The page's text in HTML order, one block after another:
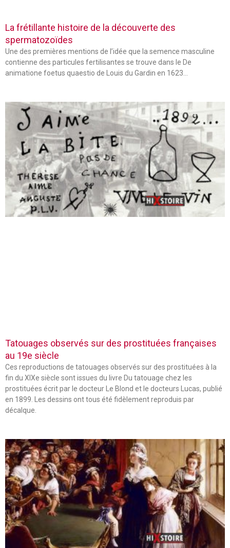
La frétillante histoire de la découverte des
spermatozoïdes
Une des premières mentions de l’idée que la semence masculine
contienne des particules fertilisantes se trouve dans le De
animatione foetus quaestio de Louis du Gardin en 1623…
Tatouages observés sur des prostituées françaises
au 19e siècle
Ces reproductions de tatouages observés sur des prostituées à la
fin du XIXe siècle sont issues du livre Du tatouage chez les
prostituées écrit par le docteur Le Blond et le docteurs Lucas, publié
en 1899. Les dessins ont tous été fidèlement reproduis par
décalque.